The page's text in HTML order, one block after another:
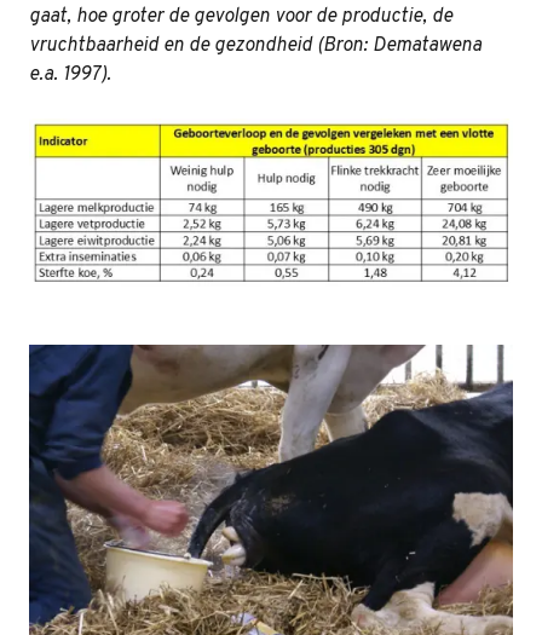
gaat, hoe groter de gevolgen voor de productie, de
vruchtbaarheid en de gezondheid (Bron: Dematawena
e.a. 1997).